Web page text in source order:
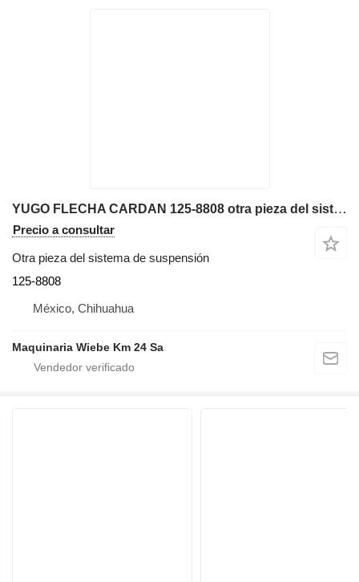
YUGO FLECHA CARDAN 125-8808 otra pieza del sistema de suspensión para Caterpillar 966K, 966H, 966G, 972K, 972H, 972 cargadora de ruedas
Precio a consultar
Otra pieza del sistema de suspensión
125-8808
México, Chihuahua
Maquinaria Wiebe Km 24 Sa